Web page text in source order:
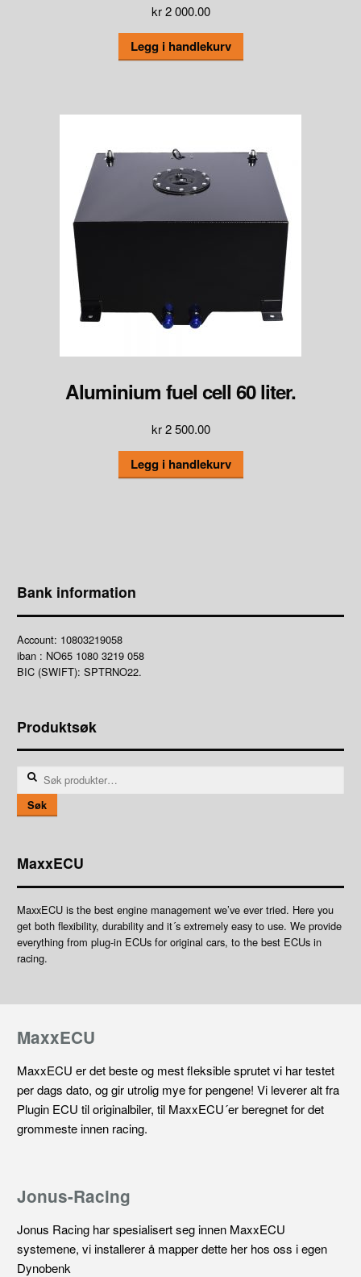
kr2 000.00
Legg i handlekurv
Aluminium fuel cell 60 liter.
kr2 500.00
Legg i handlekurv
Bank information
Account: 10803219058
iban : NO65 1080 3219 058
BIC (SWIFT): SPTRNO22.
Produktsøk
Søk
Søk
MaxxECU
MaxxECU is the best engine management we’ve ever tried. Here you
get both flexibility, durability and it´s extremely easy to use. We provide
everything from plug-in ECUs for original cars, to the best ECUs in
racing.
MaxxECU
MaxxECU er det beste og mest fleksible sprutet vi har testet
per dags dato, og gir utrolig mye for pengene! Vi leverer alt fra
Plugin ECU til originalbiler, til MaxxECU´er beregnet for det
grommeste innen racing.
Jonus-Racing
Jonus Racing har spesialisert seg innen MaxxECU
systemene, vi installerer å mapper dette her hos oss i egen
Dynobenk